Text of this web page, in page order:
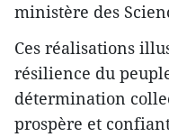
ministère des
Ces réalisations
résilience du
détermination
prospère et